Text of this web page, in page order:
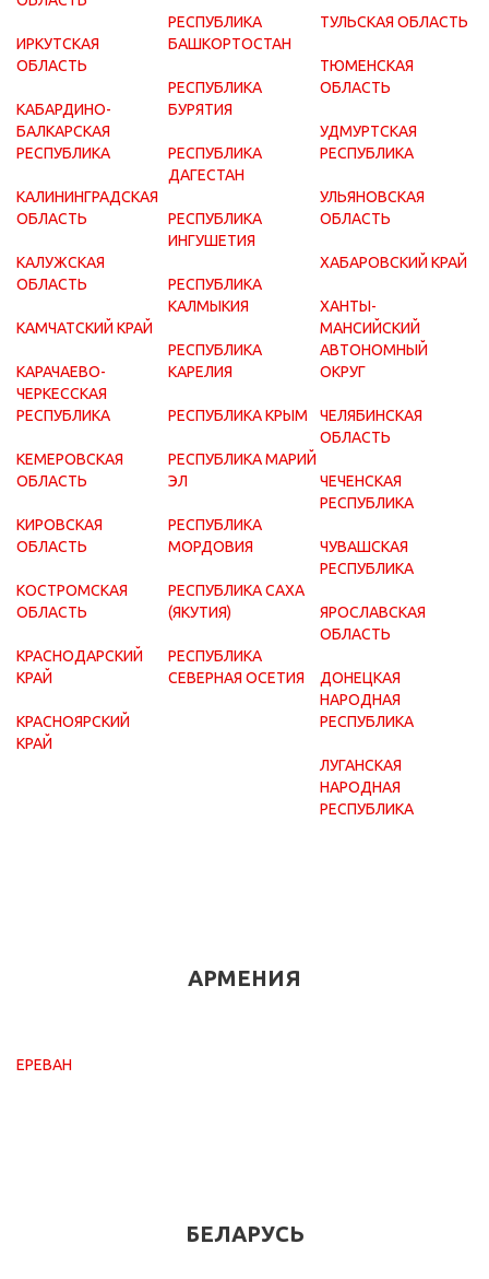
ИРКУТСКАЯ
ОБЛАСТЬ
КАБАРДИНО-
БАЛКАРСКАЯ
РЕСПУБЛИКА
КАЛИНИНГРАДСКАЯ
ОБЛАСТЬ
КАЛУЖСКАЯ
ОБЛАСТЬ
КАМЧАТСКИЙ КРАЙ
КАРАЧАЕВО-
ЧЕРКЕССКАЯ
РЕСПУБЛИКА
КЕМЕРОВСКАЯ
ОБЛАСТЬ
КИРОВСКАЯ
ОБЛАСТЬ
КОСТРОМСКАЯ
ОБЛАСТЬ
КРАСНОДАРСКИЙ
КРАЙ
КРАСНОЯРСКИЙ
КРАЙ
РЕСПУБЛИКА
БАШКОРТОСТАН
РЕСПУБЛИКА
БУРЯТИЯ
РЕСПУБЛИКА
ДАГЕСТАН
РЕСПУБЛИКА
ИНГУШЕТИЯ
РЕСПУБЛИКА
КАЛМЫКИЯ
РЕСПУБЛИКА
КАРЕЛИЯ
РЕСПУБЛИКА КРЫМ
РЕСПУБЛИКА МАРИЙ
ЭЛ
РЕСПУБЛИКА
МОРДОВИЯ
РЕСПУБЛИКА САХА
(ЯКУТИЯ)
РЕСПУБЛИКА
СЕВЕРНАЯ ОСЕТИЯ
ТУЛЬСКАЯ ОБЛАСТЬ
ТЮМЕНСКАЯ
ОБЛАСТЬ
УДМУРТСКАЯ
РЕСПУБЛИКА
УЛЬЯНОВСКАЯ
ОБЛАСТЬ
ХАБАРОВСКИЙ КРАЙ
ХАНТЫ-
МАНСИЙСКИЙ
АВТОНОМНЫЙ
ОКРУГ
ЧЕЛЯБИНСКАЯ
ОБЛАСТЬ
ЧЕЧЕНСКАЯ
РЕСПУБЛИКА
ЧУВАШСКАЯ
РЕСПУБЛИКА
ЯРОСЛАВСКАЯ
ОБЛАСТЬ
ДОНЕЦКАЯ
НАРОДНАЯ
РЕСПУБЛИКА
ЛУГАНСКАЯ
НАРОДНАЯ
РЕСПУБЛИКА
АРМЕНИЯ
ЕРЕВАН
БЕЛАРУСЬ